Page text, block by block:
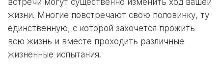
встречи могут существенно изменить ход вашей
жизни. Многие повстречают свою половинку, ту
единственную, с которой захочется прожить
всю жизнь и вместе проходить различные
жизненные испытания.